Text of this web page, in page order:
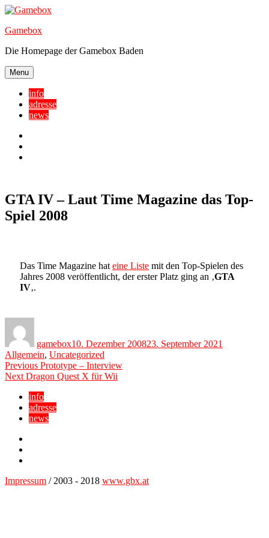
Skip
content
Gamebox
Die Homepage der Gamebox Baden
Menu
info
adresse
news
GTA IV – Laut Time Magazine das Top-
Spiel 2008
Das Time Magazine hat eine Liste mit den Top-Spielen des
Jahres 2008 veröffentlicht, der erster Platz ging an ‚GTA
IV‚.
gamebox10. Dezember 200823. September 2021
Allgemein, Uncategorized
Beitragsnavigation
Previous Previous
post:
Prototype – Interview
Next Next
Dragon Quest X für Wii
info
adresse
news
Impressum / 2003 - 2018 www.gbx.at